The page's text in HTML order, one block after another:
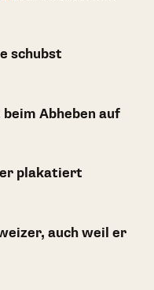
schubst
Abheben auf
plakatiert
auch weil er